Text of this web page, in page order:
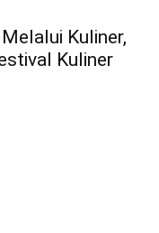
Kuliner,
Kuliner